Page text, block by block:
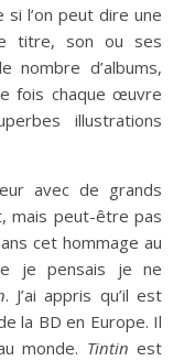
l’on peut dire une
titre, son ou ses
nombre d’albums,
fois chaque œuvre
illustrations
avec de grands
mais peut-être pas
cet hommage au
je pensais je ne
. J’ai appris qu’il est
la BD en Europe. Il
monde. Tintin est